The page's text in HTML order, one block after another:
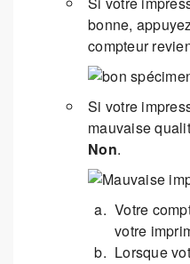
bonne,
compteur
Si votre
mauvaise
Non.
Votre
votre
Lorsque